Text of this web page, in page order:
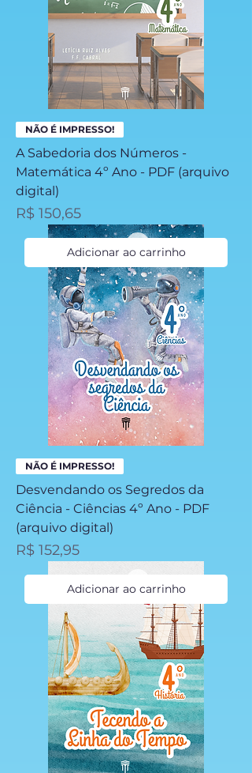
NÃO É IMPRESSO!
A Sabedoria dos Números -
Matemática 4º Ano - PDF (arquivo
digital)
Preço
R$ 150,65
Adicionar ao carrinho
NÃO É IMPRESSO!
Desvendando os Segredos da
Ciência - Ciências 4º Ano - PDF
(arquivo digital)
Preço
R$ 152,95
Adicionar ao carrinho